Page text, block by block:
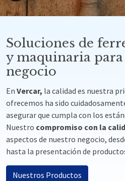
Soluciones de
y maquinaria
negocio
En Vercar, la calidad es nuestra
ofrecemos ha sido
asegurar que cumpla con los
Nuestro compromiso con la
aspectos de nuestro negocio,
hasta la presentación de
Nuestros Productos